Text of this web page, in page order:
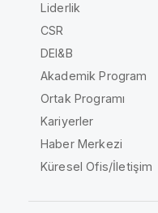
Liderlik
CSR
DEI&B
Akademik Program
Ortak Programı
Kariyerler
Haber Merkezi
Küresel Ofis/İletişim